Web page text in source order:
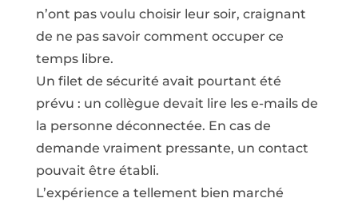
n’ont pas voulu choisir leur soir, craignant
de ne pas savoir comment occuper ce
temps libre.
Un filet de sécurité avait pourtant été
prévu : un collègue devait lire les e-mails de
la personne déconnectée. En cas de
demande vraiment pressante, un contact
pouvait être établi.
L’expérience a tellement bien marché